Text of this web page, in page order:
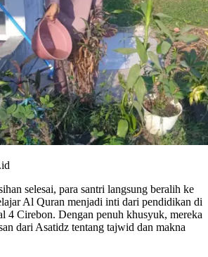
selesai, para santri langsung beralih ke
Al Quran menjadi inti dari pendidikan di
4 Cirebon. Dengan penuh khusyuk, mereka
dari Asatidz tentang tajwid dan makna